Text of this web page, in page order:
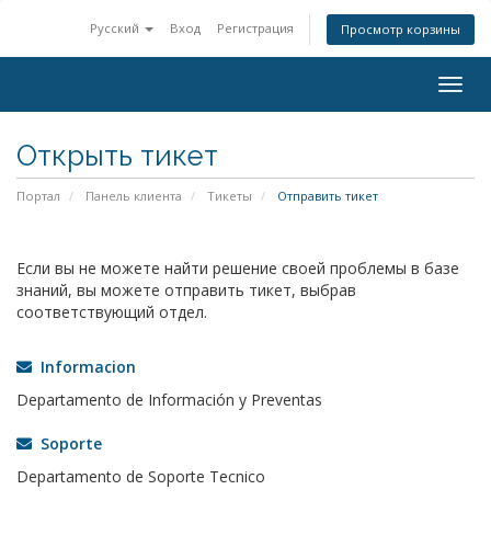
Русский Вход Регистрация Просмотр корзины
Открыть тикет
Портал Панель клиента Тикеты Отправить тикет
Если вы не можете найти решение своей проблемы в базе
знаний, вы можете отправить тикет, выбрав
соответствующий отдел.
Informacion
Departamento de Información y Preventas
Soporte
Departamento de Soporte Tecnico